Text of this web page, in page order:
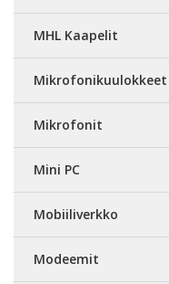
MHL Kaapelit
Mikrofonikuulokkeet
Mikrofonit
Mini PC
Mobiiliverkko
Modeemit